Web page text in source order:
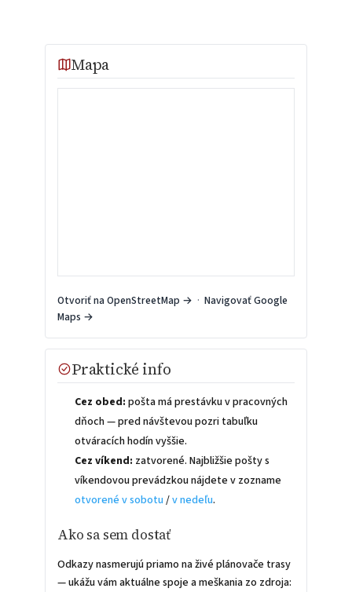
Mapa
Otvoriť na OpenStreetMap → · Navigovať Google
Maps →
Praktické info
Cez obed: pošta má prestávku v pracovných
dňoch — pred návštevou pozri tabuľku
otváracích hodín vyššie.
Cez víkend: zatvorené. Najbližšie pošty s
víkendovou prevádzkou nájdete v zozname
otvorené v sobotu /v nedeľu.
Ako sa sem dostať
Odkazy nasmerujú priamo na živé plánovače trasy
— ukážu vám aktuálne spoje a meškania zo zdroja: